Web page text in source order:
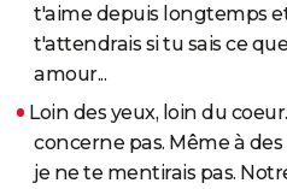
t'aime depuis longtemps
t'attendrais si tu sais ce
amour...
Loin des yeux, loin du
concerne pas. Même à
je ne te mentirais pas.